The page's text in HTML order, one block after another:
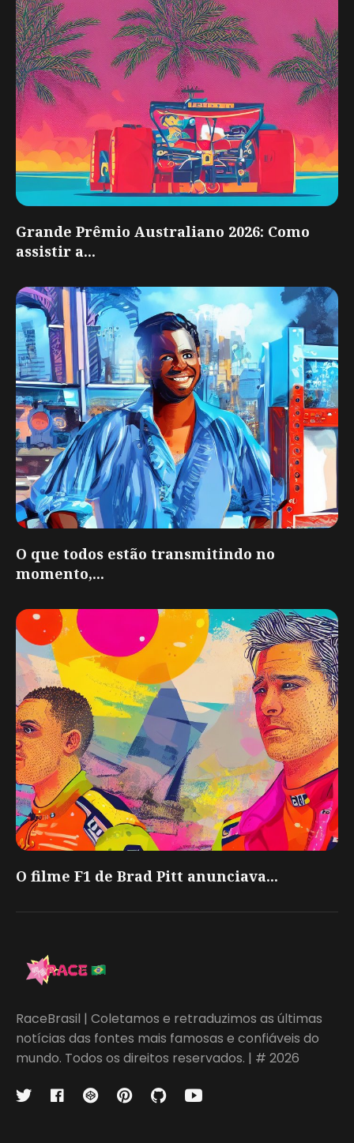
Grande Prêmio Australiano 2026: Como
assistir a...
O que todos estão transmitindo no
momento,...
O filme F1 de Brad Pitt anunciava...
RaceBrasil | Coletamos e retraduzimos as últimas
notícias das fontes mais famosas e confiáveis do
mundo. Todos os direitos reservados. | # 2026